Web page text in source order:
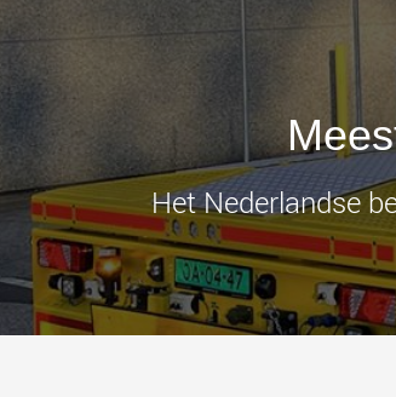
Het Nederlandse